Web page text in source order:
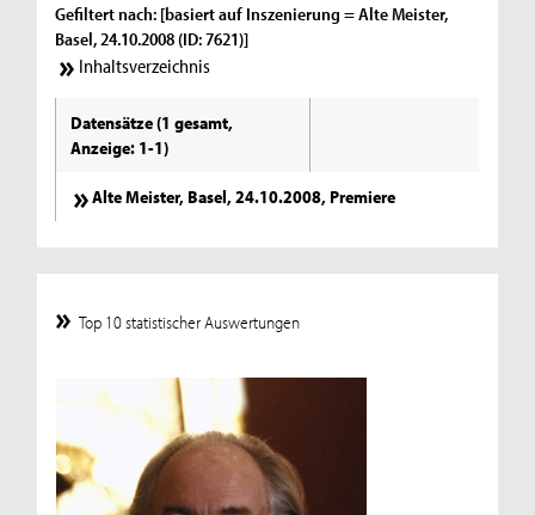
Gefiltert nach: [basiert auf Inszenierung = Alte Meister,
Basel, 24.10.2008 (ID: 7621)]
Inhaltsverzeichnis
Datensätze (1 gesamt,
Anzeige: 1-1)
Alte Meister, Basel, 24.10.2008, Premiere
Top 10 statistischer Auswertungen